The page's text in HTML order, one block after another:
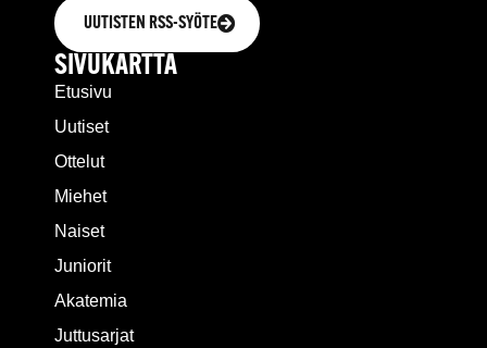
UUTISTEN RSS-SYÖTE
SIVUKARTTA
Etusivu
Uutiset
Ottelut
Miehet
Naiset
Juniorit
Akatemia
Juttusarjat